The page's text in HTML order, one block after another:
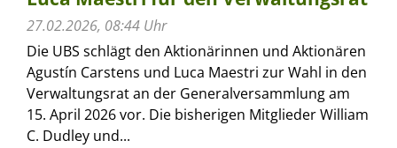
27.02.2026, 08:44 Uhr
Die UBS schlägt den Aktionärinnen und Aktionären
Agustín Carstens und Luca Maestri zur Wahl in den
Verwaltungsrat an der Generalversammlung am
15. April 2026 vor. Die bisherigen Mitglieder William
C. Dudley und...